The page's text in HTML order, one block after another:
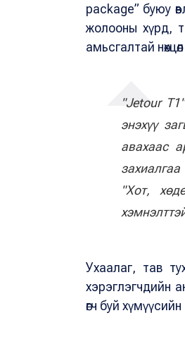
package” буюу
жолооны хүрд,
амьсгалтай
"Jetour
энэхүү
авахаас
"Хот,
Ухаалаг, тав
хэрэглэгчдийн
өгч буй